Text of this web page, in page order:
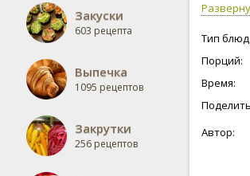
Закуски
603 рецепта
Выпечка
1095 рецептов
Закрутки
256 рецептов
Тип
Порций:
Время:
Автор: